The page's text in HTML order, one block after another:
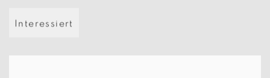
Interessiert